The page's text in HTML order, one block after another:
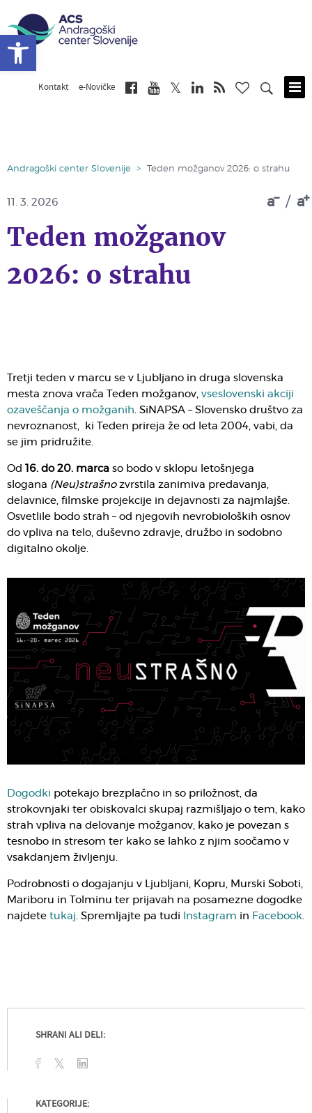
Kontakt e-Novičke
Andragoški center Slovenije > Teden možganov 2026: o strahu
a / a
11. 3. 2026
Teden možganov
2026: o strahu
Tretji teden v marcu se v Ljubljano in druga slovenska
mesta znova vrača Teden možganov, vseslovenski akciji
ozaveščanja o možganih. SiNAPSA – Slovensko društvo za
nevroznanost, ki Teden prireja že od leta 2004, vabi, da
se jim pridružite.
Od 16. do 20. marca so bodo v sklopu letošnjega
slogana (Neu)strašnozvrstila zanimiva predavanja,
delavnice, filmske projekcije in dejavnosti za najmlajše.
Osvetlile bodo strah – od njegovih nevrobioloških osnov
do vpliva na telo, duševno zdravje, družbo in sodobno
digitalno okolje.
Dogodki potekajo brezplačno in so priložnost, da
strokovnjaki ter obiskovalci skupaj razmišljajo o tem, kako
strah vpliva na delovanje možganov, kako je povezan s
tesnobo in stresom ter kako se lahko z njim soočamo v
vsakdanjem življenju.
Podrobnosti o dogajanju v Ljubljani, Kopru, Murski Soboti,
Mariboru in Tolminu ter prijavah na posamezne dogodke
najdete tukaj . Spremljajte pa tudi Instagram in Facebook
SHRANI ALI DELI:
KATEGORIJE:
Open toolbar